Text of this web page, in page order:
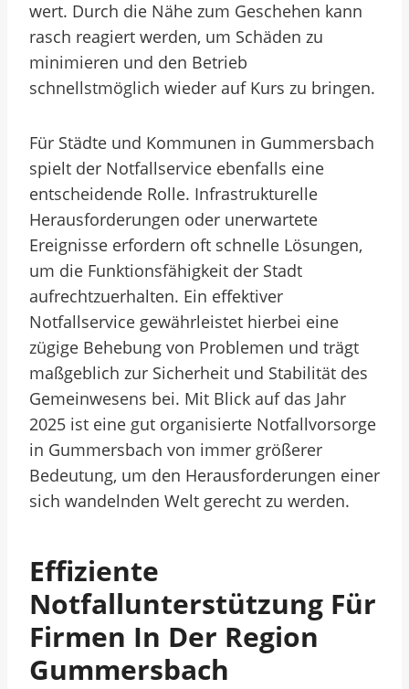
wert. Durch die Nähe zum Geschehen kann
rasch reagiert werden, um Schäden zu
minimieren und den Betrieb
schnellstmöglich wieder auf Kurs zu bringen.
Für Städte und Kommunen in Gummersbach
spielt der Notfallservice ebenfalls eine
entscheidende Rolle. Infrastrukturelle
Herausforderungen oder unerwartete
Ereignisse erfordern oft schnelle Lösungen,
um die Funktionsfähigkeit der Stadt
aufrechtzuerhalten. Ein effektiver
Notfallservice gewährleistet hierbei eine
zügige Behebung von Problemen und trägt
maßgeblich zur Sicherheit und Stabilität des
Gemeinwesens bei. Mit Blick auf das Jahr
2025 ist eine gut organisierte Notfallvorsorge
in Gummersbach von immer größerer
Bedeutung, um den Herausforderungen einer
sich wandelnden Welt gerecht zu werden.
Effiziente
Notfallunterstützung Für
Firmen In Der Region
Gummersbach